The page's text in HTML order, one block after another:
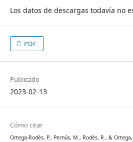
Los datos de descargas todavía no
PDF
Publicado
2023-02-13
Cómo citar
Ortega-Rodés, P., Pernús, M., Rodés, R., &